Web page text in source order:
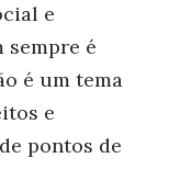
e
sempre é
é um tema
e
pontos de